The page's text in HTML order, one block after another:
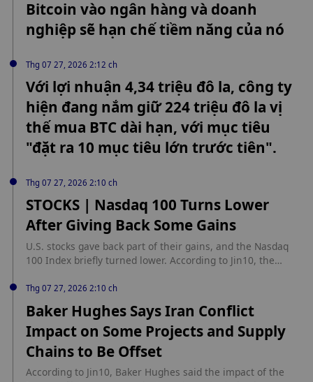
Bitcoin vào ngân hàng và doanh
nghiệp sẽ hạn chế tiềm năng của nó
Thg 07 27, 2026 2:12 ch
Với lợi nhuận 4,34 triệu đô la, công ty
hiện đang nắm giữ 224 triệu đô la vị
thế mua BTC dài hạn, với mục tiêu
"đặt ra 10 mục tiêu lớn trước tiên".
Thg 07 27, 2026 2:10 ch
STOCKS | Nasdaq 100 Turns Lower
After Giving Back Some Gains
U.S. stocks gave back part of their gains, and the Nasdaq
100 Index briefly turned lower. According to Jin10, the
Thg 07 27, 2026 2:10 ch
Baker Hughes Says Iran Conflict
Impact on Some Projects and Supply
Chains to Be Offset
According to Jin10, Baker Hughes said the impact of the